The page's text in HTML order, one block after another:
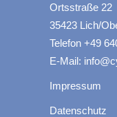
Ortsstraße 22
35423 Lich/
Telefon +49
E-Mail:
Impressum
Datenschutz